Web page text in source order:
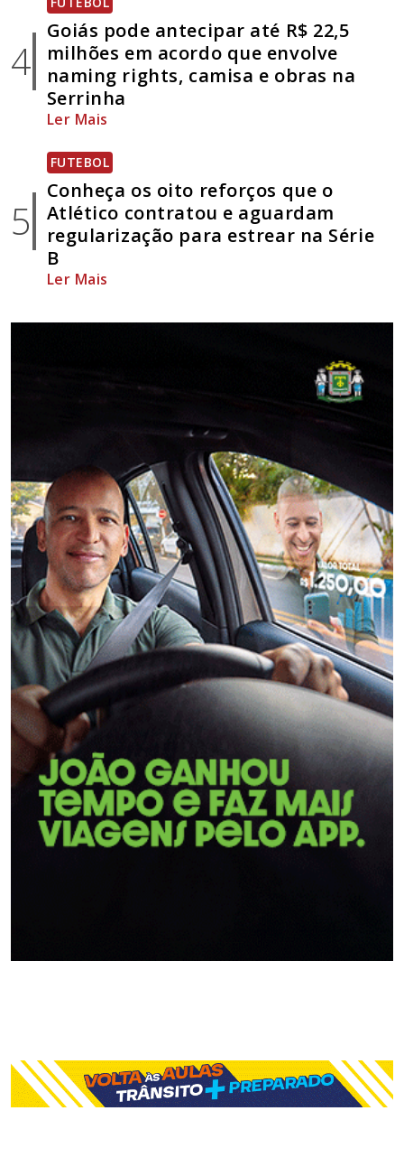
4
Goiás pode antecipar até R$ 22,5
milhões em acordo que envolve
naming rights, camisa e obras na
Serrinha
Ler Mais
5
FUTEBOL
Conheça os oito reforços que o
Atlético contratou e aguardam
regularização para estrear na Série
B
Ler Mais